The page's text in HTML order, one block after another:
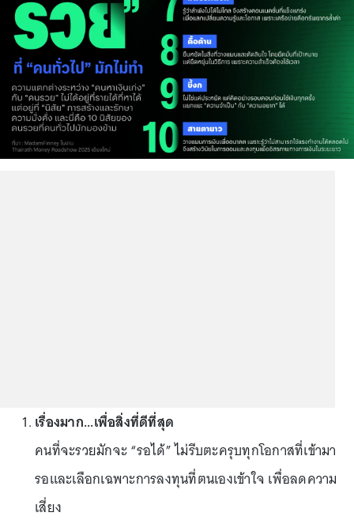
เรื่องมาก...เพื่อสิ่งที่ดีที่สุด
คนที่จะรวยมักจะ “รอได้” ไม่รีบตะครุบทุกโอกาสที่เข้ามา
รอและเลือกเฉพาะการลงทุนที่ตนเองเข้าใจ เพื่อลดความ
เสี่ยง